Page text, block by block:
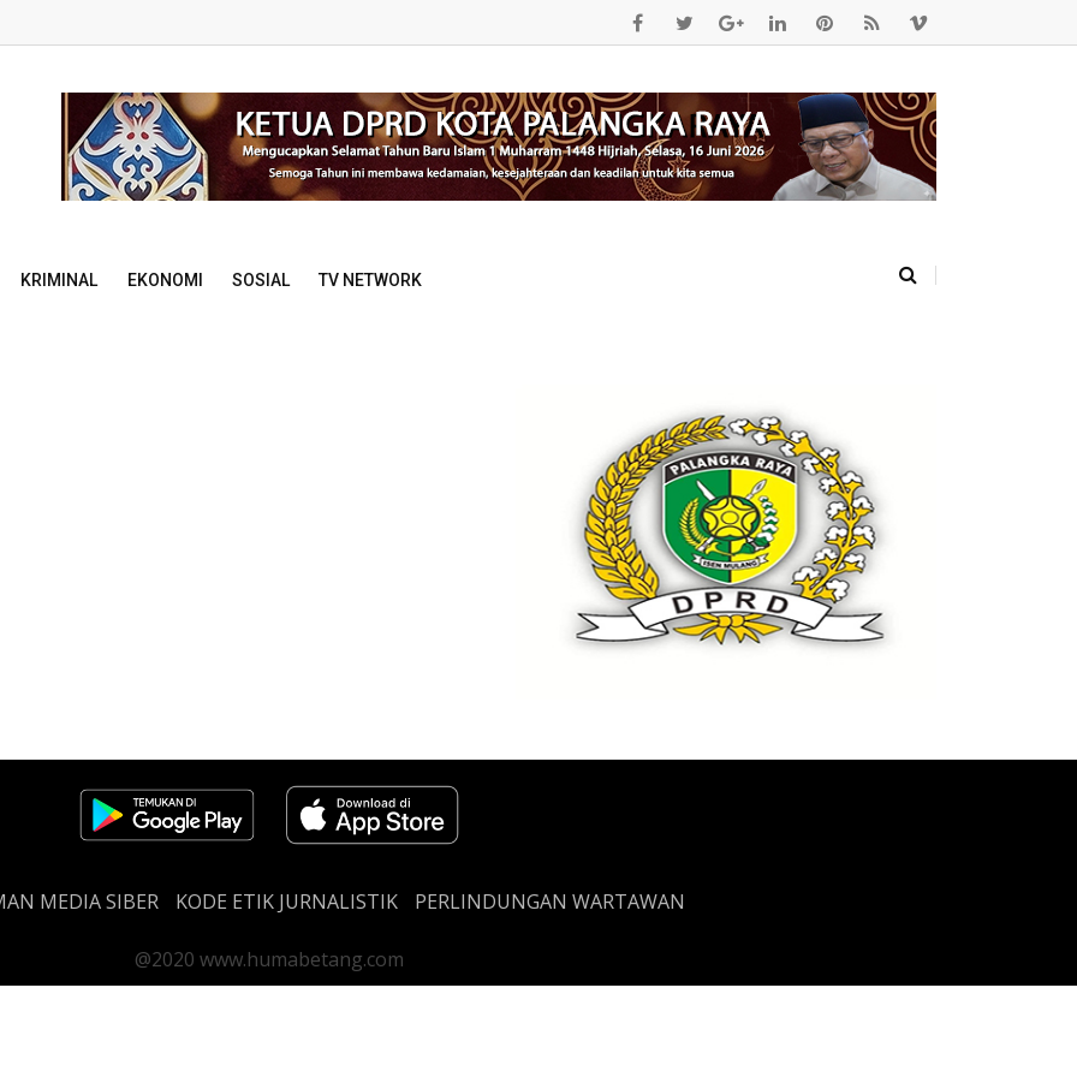
KRIMINAL EKONOMI SOSIAL TV NETWORK
MEDIA SIBER KODE ETIK JURNALISTIK PERLINDUNGAN WARTAWAN
@2020 www.humabetang.com